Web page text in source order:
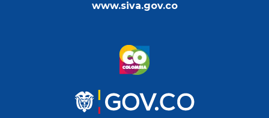
www.siva.gov.co